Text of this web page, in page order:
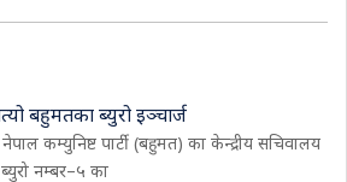
बहुमतका ब्युरो इञ्चार्ज
कम्युनिष्ट पार्टी (बहुमत) का केन्द्रीय सचिवालय
नम्बर–५ का